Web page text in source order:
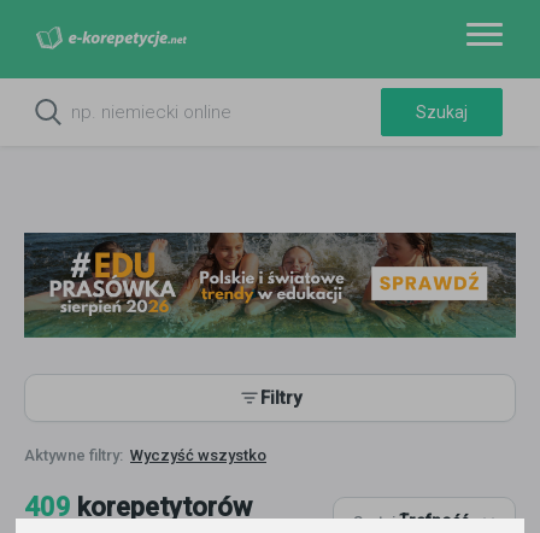
Filtry
Wyczyść wszystko
409 korepetytorów Sortuj:Trafność